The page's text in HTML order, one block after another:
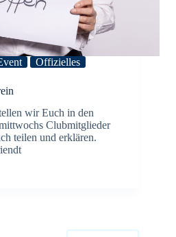
Offizielles
wir Euch in den
Clubmitglieder
teilen und erklären.